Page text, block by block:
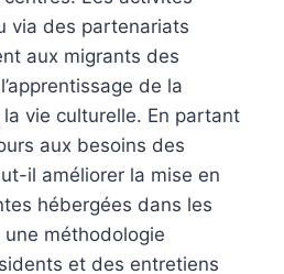
via des partenariats
aux migrants des
de la
vie culturelle. En partant
aux besoins des
il améliorer la mise en
hébergées dans les
méthodologie
et des entretiens